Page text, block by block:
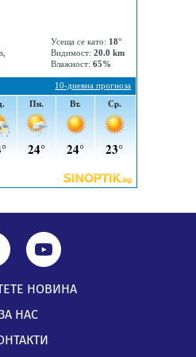
посланик на Иран на
инициатива „Перник
НОВИНА
НАС